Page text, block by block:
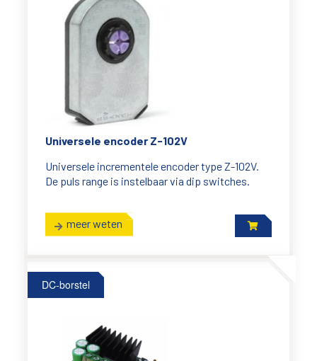
Universele encoder Z-102V
Universele incrementele encoder type Z-102V.
De puls range is instelbaar via dip switches.
meer weten
DC-borstel